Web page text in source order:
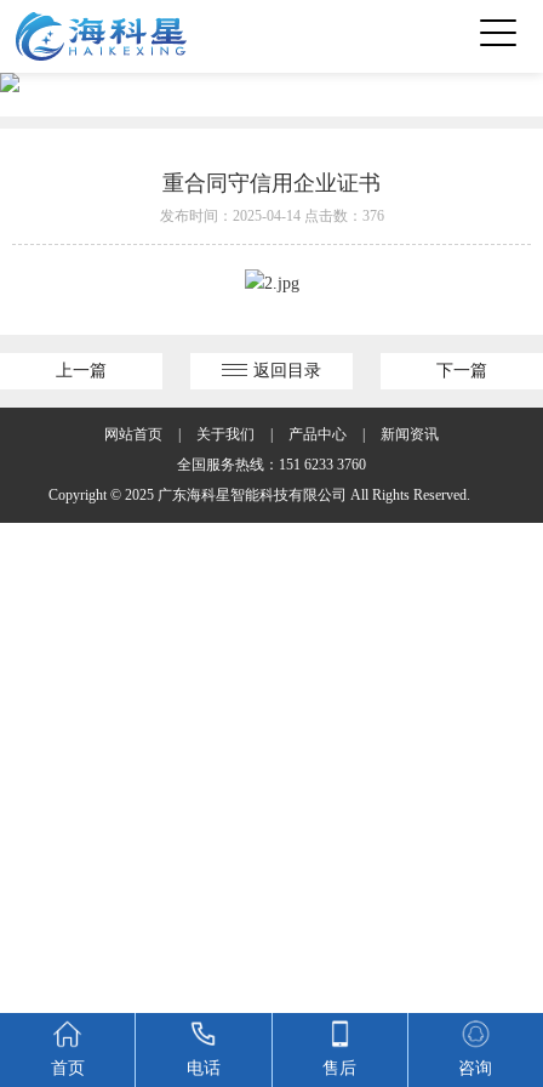
重合同守信用企业证书
发布时间：2025-04-14 点击数：376
上一篇 返回目录 下一篇
网站首页 关于我们 产品中心
新闻资讯
全国服务热线：151 6233 3760
Copyright © 2025 广东海科星智能科技有限公司 All Rights Reserved.
首页 电话 售后 咨询